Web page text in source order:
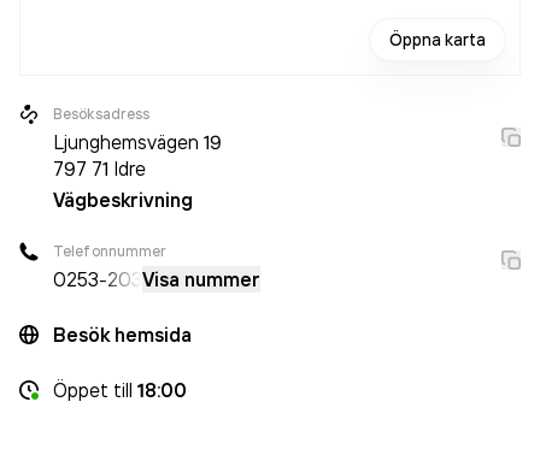
Öppna karta
Besöksadress
Ljunghemsvägen 19
797 71 Idre
Vägbeskrivning
Telefonnummer
0253-203Visa nummer
Besök hemsida
Öppet till 18:00